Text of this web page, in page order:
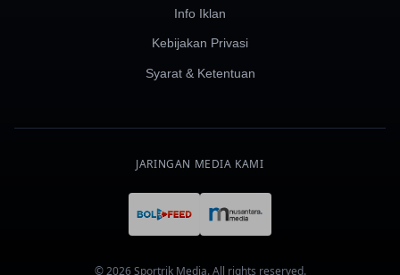
Info Iklan
Kebijakan Privasi
Syarat & Ketentuan
JARINGAN MEDIA KAMI
© 2026 Sportrik Media. All rights reserved.